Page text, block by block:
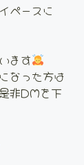
ペースに
ます
なった方は
非DMを下